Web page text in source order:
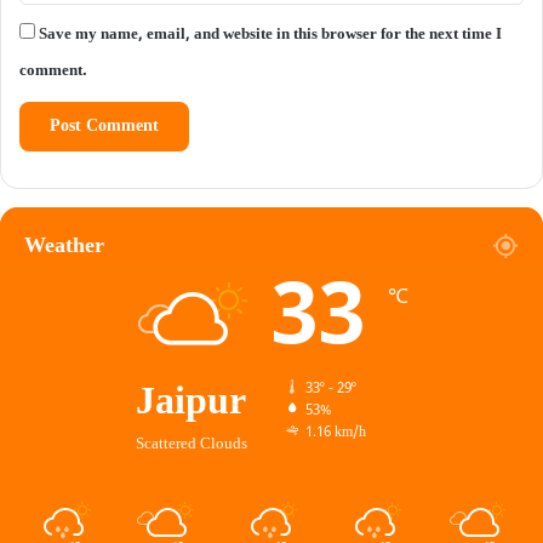
Save my name, email, and website in this browser for the next time I
comment.
Weather
Jaipur
Scattered Clouds
33 ℃
33º - 29º
53%
1.16 km/h